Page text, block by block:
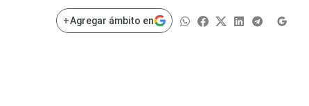
POLÍTICA +Agregar ámbito en